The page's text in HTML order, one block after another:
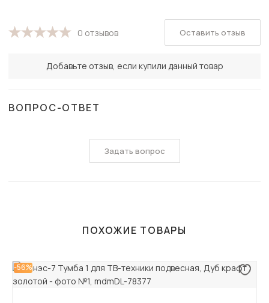
0 отзывов
Добавьте отзыв, если купили данный товар
Оставить отзыв
ВОПРОС-ОТВЕТ
Задать вопрос
ПОХОЖИЕ ТОВАРЫ
-56%